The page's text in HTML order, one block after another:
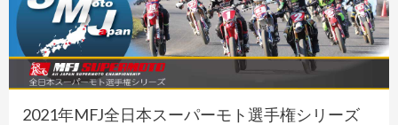
2021年MFJ全日本スーパーモト選手権シリーズ